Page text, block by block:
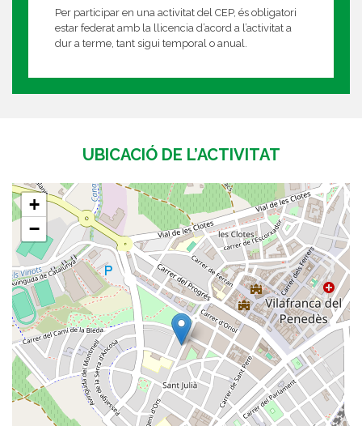
Per participar en una activitat del CEP, és obligatori
estar federat amb la llicencia d’acord a l’activitat a
dur a terme, tant sigui temporal o anual.
UBICACIÓ DE L’ACTIVITAT
+
−